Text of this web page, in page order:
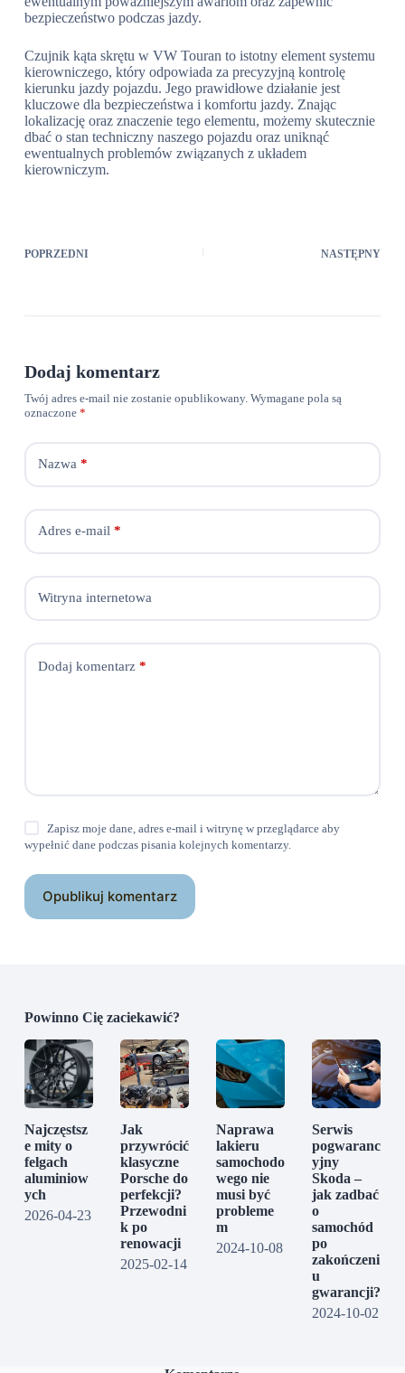
bezpieczeństwo podczas jazdy.
Czujnik kąta skrętu w VW Touran to istotny element systemu
kierowniczego, który odpowiada za precyzyjną kontrolę
kierunku jazdy pojazdu. Jego prawidłowe działanie jest
kluczowe dla bezpieczeństwa i komfortu jazdy. Znając
lokalizację oraz znaczenie tego elementu, możemy skutecznie
dbać o stan techniczny naszego pojazdu oraz uniknąć
ewentualnych problemów związanych z układem
kierowniczym.
POPRZEDNI NASTĘPNY
Dodaj komentarz
Twój adres e-mail nie zostanie opublikowany. Wymagane pola są
oznaczone *
Nazwa*
Adres e-mail*
Witryna internetowa
Dodaj komentarz*
Zapisz moje dane, adres e-mail i witrynę w przeglądarce aby
wypełnić dane podczas pisania kolejnych komentarzy.
Opublikuj komentarz
Powinno Cię zaciekawić?
Najczęstsz
e mity o
felgach
aluminiow
ych
2026-04-23
Jak
przywrócić
klasyczne
Porsche do
perfekcji?
Przewodni
k po
renowacji
2025-02-14
Naprawa
lakieru
samochodo
wego nie
musi być
probleme
m
2024-10-08
Serwis
pogwaranc
yjny
Skoda –
jak zadbać
o
samochód
po
zakończeni
u
gwarancji?
2024-10-02